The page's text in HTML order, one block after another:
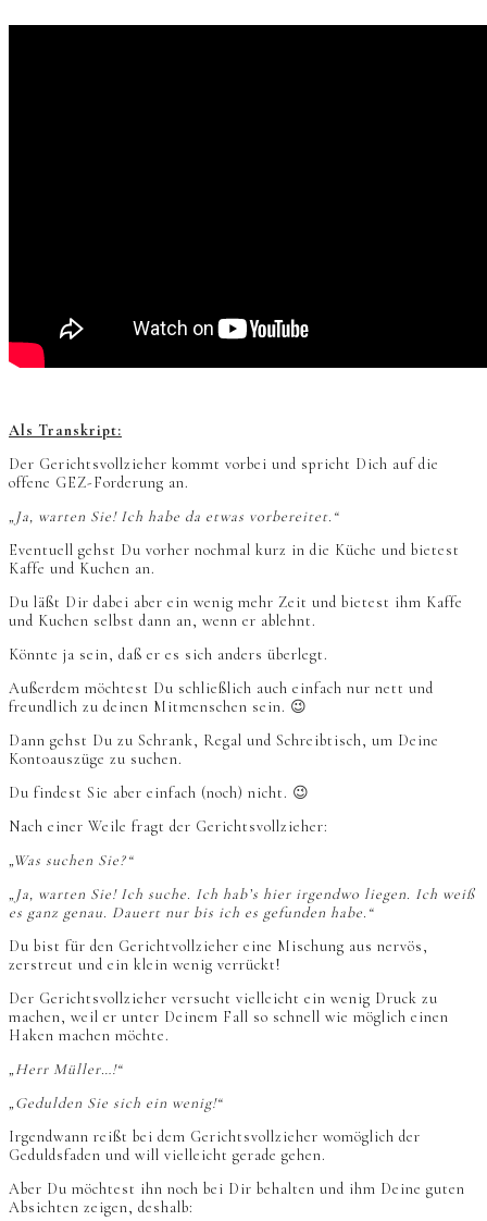
Als Transkript:
Der Gerichtsvollzieher kommt vorbei und spricht Dich auf die
offene GEZ-Forderung an.
„Ja, warten Sie! Ich habe da etwas vorbereitet.“
Eventuell gehst Du vorher nochmal kurz in die Küche und bietest
Kaffe und Kuchen an.
Du läßt Dir dabei aber ein wenig mehr Zeit und bietest ihm Kaffe
und Kuchen selbst dann an, wenn er ablehnt.
Könnte ja sein, daß er es sich anders überlegt.
Außerdem möchtest Du schließlich auch einfach nur nett und
freundlich zu deinen Mitmenschen sein. 😉
Dann gehst Du zu Schrank, Regal und Schreibtisch, um Deine
Kontoauszüge zu suchen.
Du findest Sie aber einfach (noch) nicht. 😉
Nach einer Weile fragt der Gerichtsvollzieher:
„Was suchen Sie?“
„Ja, warten Sie! Ich suche. Ich hab’s hier irgendwo liegen. Ich weiß
es ganz genau. Dauert nur bis ich es gefunden habe.“
Du bist für den Gerichtvollzieher eine Mischung aus nervös,
zerstreut und ein klein wenig verrückt!
Der Gerichtsvollzieher versucht vielleicht ein wenig Druck zu
machen, weil er unter Deinem Fall so schnell wie möglich einen
Haken machen möchte.
„Herr Müller…!“
„Gedulden Sie sich ein wenig!“
Irgendwann reißt bei dem Gerichtsvollzieher womöglich der
Geduldsfaden und will vielleicht gerade gehen.
Aber Du möchtest ihn noch bei Dir behalten und ihm Deine guten
Absichten zeigen, deshalb: